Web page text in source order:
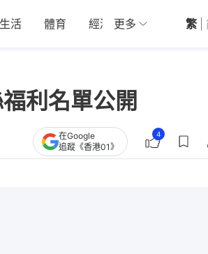
生活 體育 經濟 01深圳 觀
更多 繁
利名單公開
在Google
追蹤《香港01》
4